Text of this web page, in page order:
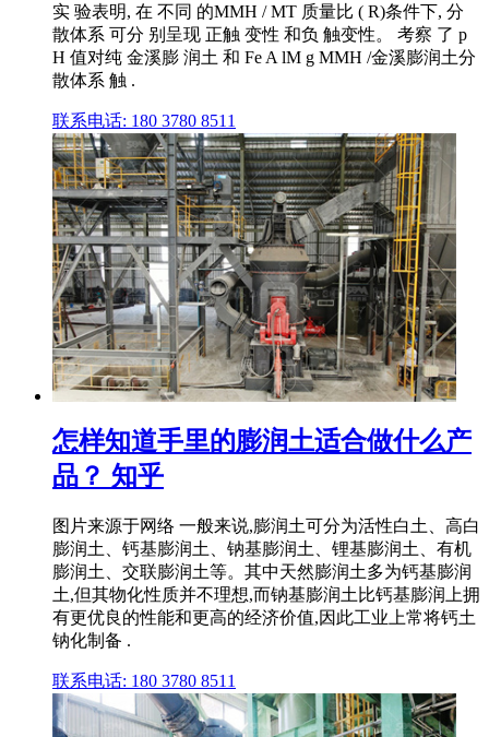
实 验表明, 在 不同 的MMH / MT 质量比 ( R)条件下, 分
散体系 可分 别呈现 正触 变性 和负 触变性。 考察 了 p
H 值对纯 金溪膨 润土 和 Fe A lM g MMH /金溪膨润土分
散体系 触 .
联系电话: 180 3780 8511
怎样知道手里的膨润土适合做什么产
品？ 知乎
图片来源于网络 一般来说,膨润土可分为活性白土、高白
膨润土、钙基膨润土、钠基膨润土、锂基膨润土、有机
膨润土、交联膨润土等。其中天然膨润土多为钙基膨润
土,但其物化性质并不理想,而钠基膨润土比钙基膨润上拥
有更优良的性能和更高的经济价值,因此工业上常将钙土
钠化制备 .
联系电话: 180 3780 8511